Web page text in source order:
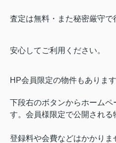
査定は無料・また秘密厳守で
安心してご利用ください。
HP会員限定の物件もあります
下段右のボタンからホームペ
す。会員様限定で公開される
登録料や会費などはかかりま